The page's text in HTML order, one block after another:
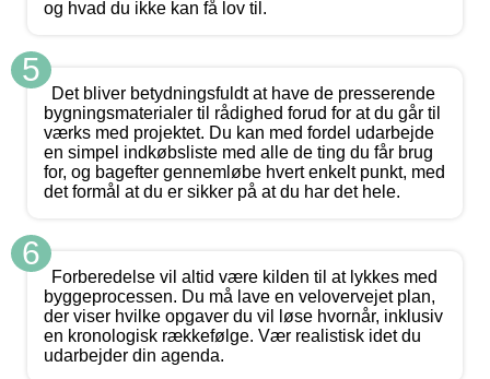
og hvad du ikke kan få lov til.
5
Det bliver betydningsfuldt at have de presserende
bygningsmaterialer til rådighed forud for at du går til
værks med projektet. Du kan med fordel udarbejde
en simpel indkøbsliste med alle de ting du får brug
for, og bagefter gennemløbe hvert enkelt punkt, med
det formål at du er sikker på at du har det hele.
6
Forberedelse vil altid være kilden til at lykkes med
byggeprocessen. Du må lave en velovervejet plan,
der viser hvilke opgaver du vil løse hvornår, inklusiv
en kronologisk rækkefølge. Vær realistisk idet du
udarbejder din agenda.